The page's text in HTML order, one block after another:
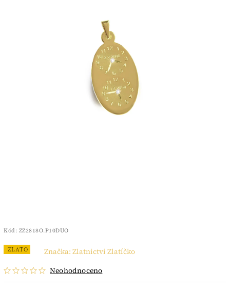
Kód: ZZ2818O.P10DUO
ZLATO
Neohodnoceno
Značka: Zlatnictví Zlatíčko